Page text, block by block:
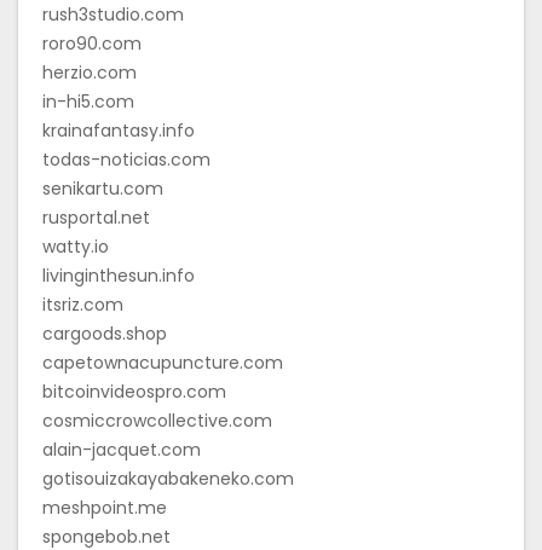
rush3studio.com
roro90.com
herzio.com
in-hi5.com
krainafantasy.info
todas-noticias.com
senikartu.com
rusportal.net
watty.io
livinginthesun.info
itsriz.com
cargoods.shop
capetownacupuncture.com
bitcoinvideospro.com
cosmiccrowcollective.com
alain-jacquet.com
gotisouizakayabakeneko.com
meshpoint.me
spongebob.net